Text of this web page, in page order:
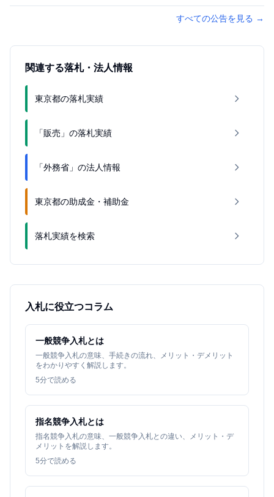
すべての公告を見る →
関連する落札・法人情報
東京都の落札実績
「販売」の落札実績
「外務省」の法人情報
東京都の助成金・補助金
落札実績を検索
入札に役立つコラム
一般競争入札とは
一般競争入札の意味、手続きの流れ、メリット・デメリット
をわかりやすく解説します。
5分で読める
指名競争入札とは
指名競争入札の意味、一般競争入札との違い、メリット・デ
メリットを解説します。
5分で読める